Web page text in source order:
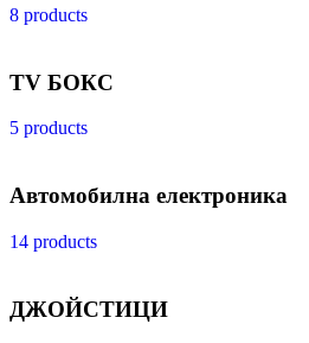
8 products
TV БОКС
5 products
Автомобилна електроника
14 products
ДЖОЙСТИЦИ